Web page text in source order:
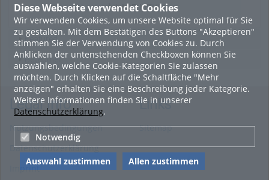
Diese Webseite verwendet Cookies
Wir verwenden Cookies, um unsere Website optimal für Sie
zu gestalten. Mit dem Bestätigen des Buttons "Akzeptieren"
stimmen Sie der Verwendung von Cookies zu. Durch
Anklicken der untenstehenden Checkboxen können Sie
auswählen, welche Cookie-Kategorien Sie zulassen
möchten. Durch Klicken auf die Schaltfläche "Mehr
anzeigen" erhalten Sie eine Beschreibung jeder Kategorie.
Weitere Informationen finden Sie in unserer
Datenschutzerklärung.
Notwendig
Auswahl zustimmen Allen zustimmen
LADE MEHR
Featured
Beliebtheit
Legal Info
Nutzungsbedingungen
Datenschutzerklärung
Imprint
Links
Sitemap